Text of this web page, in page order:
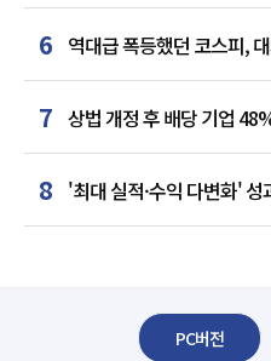
6 역대급 폭등했던 코스피,
급락
7 상법 개정 후 배당 기업
최다'
8 '최대 실적·수익 다변화'
말년 성장 박차
PC버전